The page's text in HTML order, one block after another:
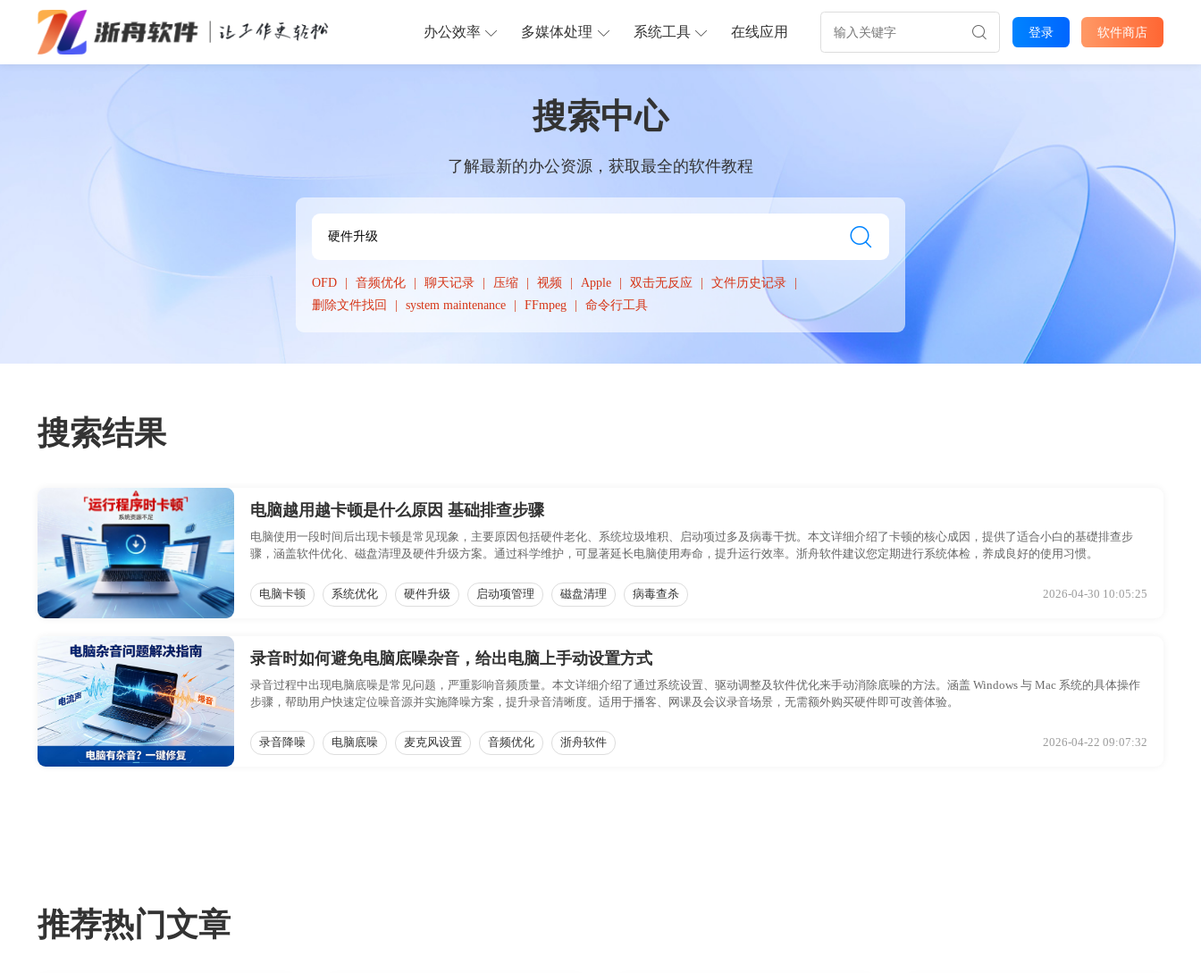
办公效率 多媒体处理 系统工具 在线应用 登录 软件商店
搜索中心
了解最新的办公资源，获取最全的软件教程
OFD 音频优化 聊天记录 压缩 视频 Apple 双击无反应
文件历史记录
删除文件找回
system maintenance FFmpeg 命令行工具
搜索结果
电脑越用越卡顿是什么原因 基础排查步骤
电脑使用一段时间后出现卡顿是常见现象，主要原因包括硬件老化、系统垃圾堆积、启动项过多及病毒干扰。本文详细介绍了卡顿的核心成因，提供了适合小白的基礎排查步
骤，涵盖软件优化、磁盘清理及硬件升级方案。通过科学维护，可显著延长电脑使用寿命，提升运行效率。浙舟软件建议您定期进行系统体检，养成良好的使用习惯。
电脑卡顿 系统优化 硬件升级 启动项管理 磁盘清理 病毒查杀 2026-04-30 10:05:25
录音时如何避免电脑底噪杂音，给出电脑上手动设置方式
录音过程中出现电脑底噪是常见问题，严重影响音频质量。本文详细介绍了通过系统设置、驱动调整及软件优化来手动消除底噪的方法。涵盖 Windows 与 Mac 系统的具体操作
步骤，帮助用户快速定位噪音源并实施降噪方案，提升录音清晰度。适用于播客、网课及会议录音场景，无需额外购买硬件即可改善体验。
录音降噪 电脑底噪 麦克风设置 音频优化 浙舟软件 2026-04-22 09:07:32
推荐热门文章